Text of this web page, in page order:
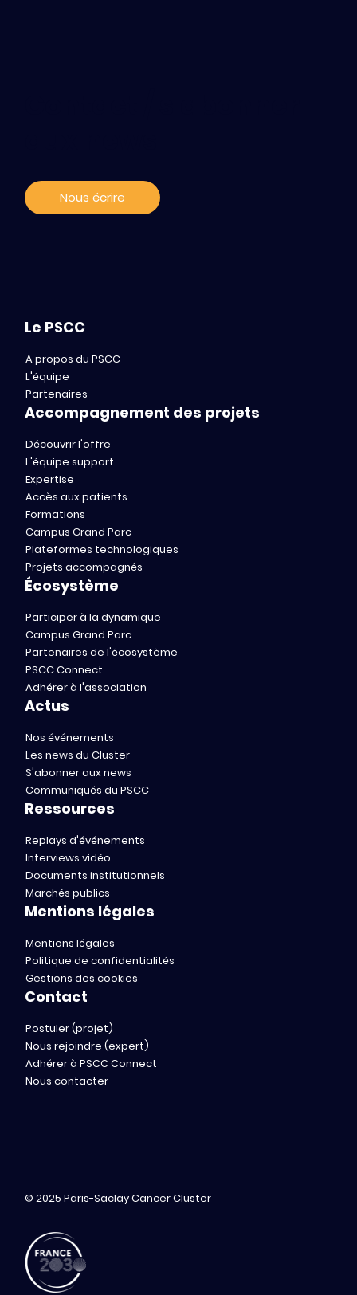
Nous écrire
Le PSCC
A propos du PSCC
L'équipe
Partenaires
Accompagnement des projets
Découvrir l'offre
L'équipe support
Expertise
Accès aux patients
Formations
Campus Grand Parc
Plateformes technologiques
Projets accompagnés
Écosystème
Participer à la dynamique
Campus Grand Parc
Partenaires de l'écosystème
PSCC Connect
Adhérer à l'association
Actus
Nos événements
Les news du Cluster
S'abonner aux news
Communiqués du PSCC
Ressources
Replays d'événements
Interviews vidéo
Documents institutionnels
Marchés publics
Mentions légales
Mentions légales
Politique de confidentialités
Gestions des cookies
Contact
Postuler (projet)
Nous rejoindre (expert)
Adhérer à PSCC Connect
Nous contacter
© 2025 Paris-Saclay Cancer Cluster